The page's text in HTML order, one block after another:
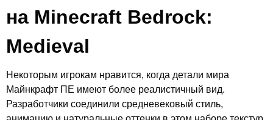
на Minecraft Bedrock:
Medieval
Некоторым игрокам нравится, когда детали мира
Майнкрафт ПЕ имеют более реалистичный вид.
Разработчики соединили средневековый стиль,